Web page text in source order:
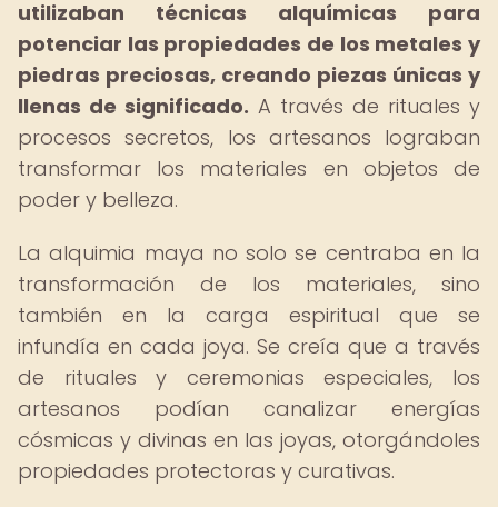
utilizaban técnicas alquímicas para
potenciar las propiedades de los metales y
piedras preciosas, creando piezas únicas y
llenas de significado. A través de rituales y
procesos secretos, los artesanos lograban
transformar los materiales en objetos de
poder y belleza.
La alquimia maya no solo se centraba en la
transformación de los materiales, sino
también en la carga espiritual que se
infundía en cada joya. Se creía que a través
de rituales y ceremonias especiales, los
artesanos podían canalizar energías
cósmicas y divinas en las joyas, otorgándoles
propiedades protectoras y curativas.